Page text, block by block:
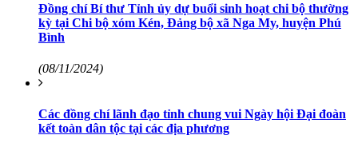
Đồng chí Bí thư Tỉnh ủy dự buổi sinh hoạt chi bộ thường
kỳ tại Chi bộ xóm Kén, Đảng bộ xã Nga My, huyện Phú
Bình
(08/11/2024)
Các đồng chí lãnh đạo tỉnh chung vui Ngày hội Đại đoàn
kết toàn dân tộc tại các địa phương